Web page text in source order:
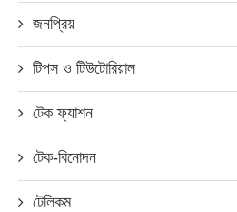
জনপ্রিয়
টিপস ও টিউটোরিয়াল
টেক ফ্যাশন
টেক-বিনোদন
টেলিকম